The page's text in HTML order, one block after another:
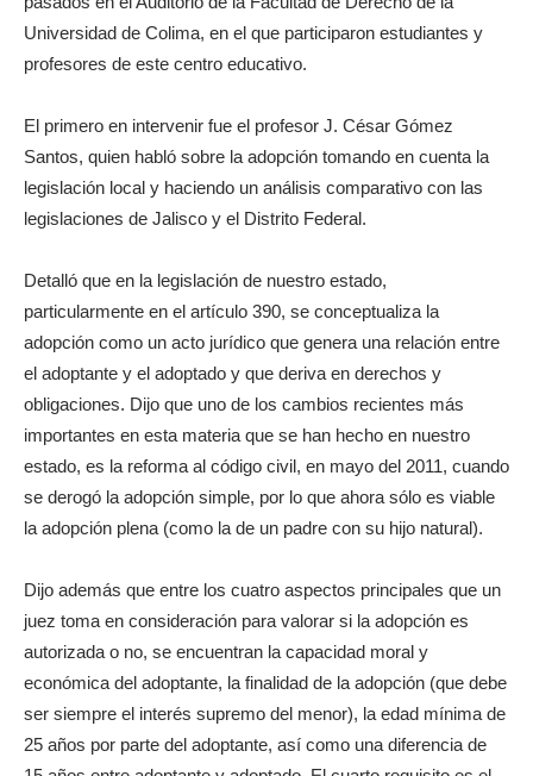
Universidad de Colima, en el que participaron estudiantes y
profesores de este centro educativo.
El primero en intervenir fue el profesor J. César Gómez
Santos, quien habló sobre la adopción tomando en cuenta la
legislación local y haciendo un análisis comparativo con las
legislaciones de Jalisco y el Distrito Federal.
Detalló que en la legislación de nuestro estado,
particularmente en el artículo 390, se conceptualiza la
adopción como un acto jurídico que genera una relación entre
el adoptante y el adoptado y que deriva en derechos y
obligaciones. Dijo que uno de los cambios recientes más
importantes en esta materia que se han hecho en nuestro
estado, es la reforma al código civil, en mayo del 2011, cuando
se derogó la adopción simple, por lo que ahora sólo es viable
la adopción plena (como la de un padre con su hijo natural).
Dijo además que entre los cuatro aspectos principales que un
juez toma en consideración para valorar si la adopción es
autorizada o no, se encuentran la capacidad moral y
económica del adoptante, la finalidad de la adopción (que debe
ser siempre el interés supremo del menor), la edad mínima de
25 años por parte del adoptante, así como una diferencia de